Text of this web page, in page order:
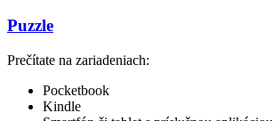
Puzzle
Prečítate na zariadeniach:
Pocketbook
Kindle